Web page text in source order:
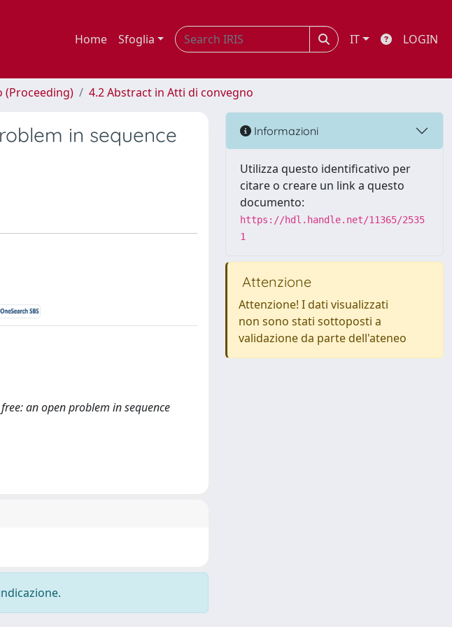
Home Sfoglia IT LOGIN
(Proceeding) 4.2 Abstract in Atti di convegno
in sequence
an open problem in sequence
Informazioni
Utilizza questo identificativo per
citare o creare un link a questo
documento:
https://hdl.handle.net/11365/2535
1
Attenzione
Attenzione! I dati visualizzati
non sono stati sottoposti a
validazione da parte dell'ateneo